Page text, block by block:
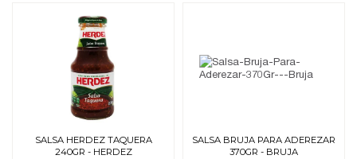
SALSA HERDEZ TAQUERA
240GR - HERDEZ
SALSA BRUJA PARA ADEREZAR
370GR - BRUJA